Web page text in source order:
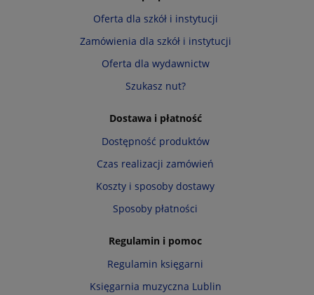
Oferta dla szkół i instytucji
Zamówienia dla szkół i instytucji
Oferta dla wydawnictw
Szukasz nut?
Dostawa i płatność
Dostępność produktów
Czas realizacji zamówień
Koszty i sposoby dostawy
Sposoby płatności
Regulamin i pomoc
Regulamin księgarni
Księgarnia muzyczna Lublin